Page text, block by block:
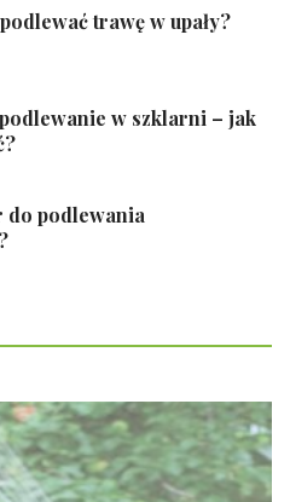
trawę w upały?
w szklarni – jak
do podlewania